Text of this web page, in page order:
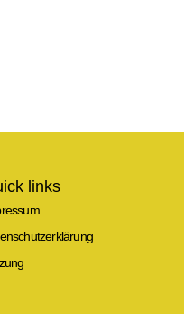
links